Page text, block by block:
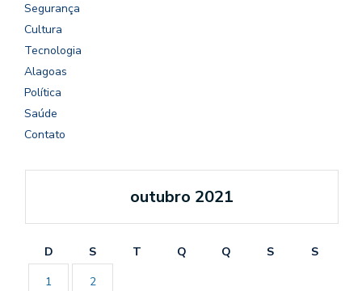
Segurança
Cultura
Tecnologia
Alagoas
Política
Saúde
Contato
outubro 2021
D S T Q Q S
S
1
2